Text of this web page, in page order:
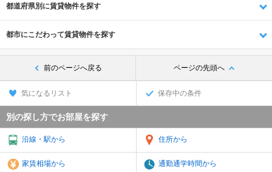
都道府県別に賃貸物件を探す
都市にこだわって賃貸物件を探す
前のページへ戻る ページの先頭へ
気になるリスト 保存中の条件
別の探し方でお部屋を探す
沿線・駅から 住所から
家賃相場から 通勤通学時間から